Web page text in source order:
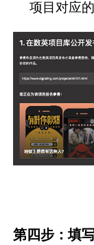
项目对应
第四步：填